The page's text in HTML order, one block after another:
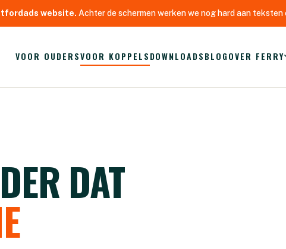
website. Achter de schermen werken we nog hard aan
VOOR OUDERSVOOR KOPPELSDOWNLOADSBLOGOVER FERRY
DAT